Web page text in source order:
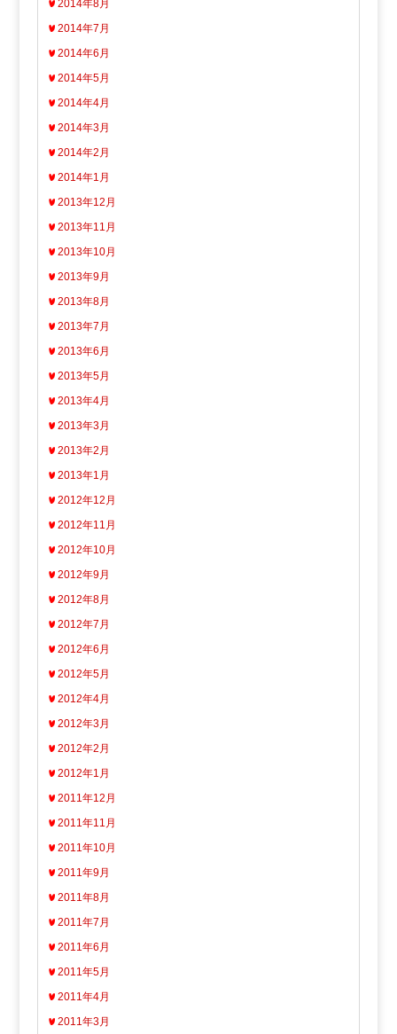
2014年8月
2014年7月
2014年6月
2014年5月
2014年4月
2014年3月
2014年2月
2014年1月
2013年12月
2013年11月
2013年10月
2013年9月
2013年8月
2013年7月
2013年6月
2013年5月
2013年4月
2013年3月
2013年2月
2013年1月
2012年12月
2012年11月
2012年10月
2012年9月
2012年8月
2012年7月
2012年6月
2012年5月
2012年4月
2012年3月
2012年2月
2012年1月
2011年12月
2011年11月
2011年10月
2011年9月
2011年8月
2011年7月
2011年6月
2011年5月
2011年4月
2011年3月